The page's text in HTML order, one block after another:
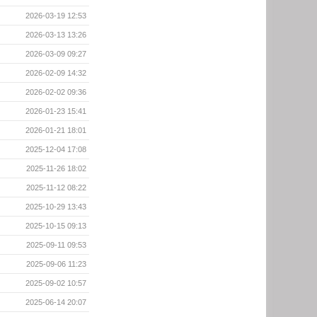
2026-03-19 12:53
2026-03-13 13:26
2026-03-09 09:27
2026-02-09 14:32
2026-02-02 09:36
2026-01-23 15:41
2026-01-21 18:01
2025-12-04 17:08
2025-11-26 18:02
2025-11-12 08:22
2025-10-29 13:43
2025-10-15 09:13
2025-09-11 09:53
2025-09-06 11:23
2025-09-02 10:57
2025-06-14 20:07